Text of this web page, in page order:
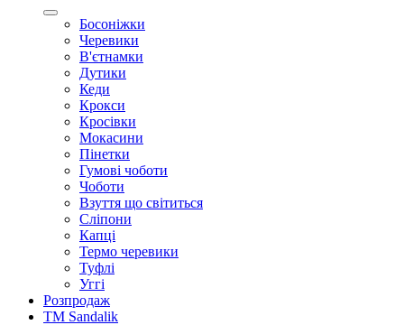
Босоніжки
Черевики
В'єтнамки
Дутики
Кеди
Крокси
Кросівки
Мокасини
Пінетки
Гумові чоботи
Чоботи
Взуття що світиться
Сліпони
Капці
Термо черевики
Туфлі
Уггі
Розпродаж
TM Sandalik